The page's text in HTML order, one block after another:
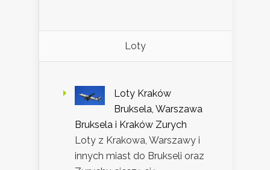
Loty
Loty Kraków
Bruksela, Warszawa
Bruksela i Kraków Zurych
Loty z Krakowa, Warszawy i
innych miast do Brukseli oraz